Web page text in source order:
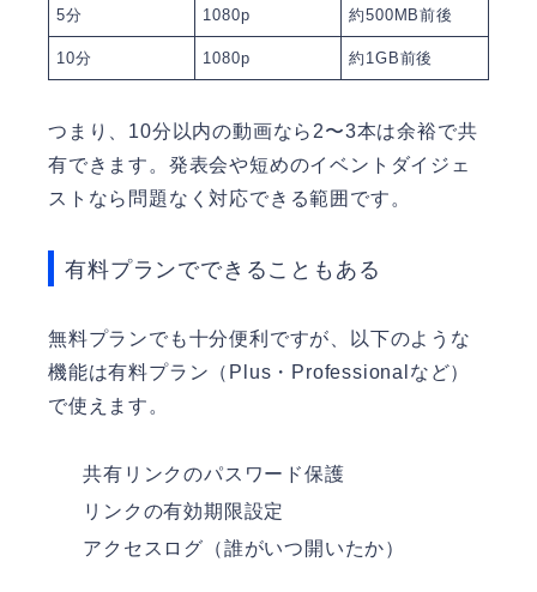
5分 1080p 約500MB前後
10分 1080p 約1GB前後
つまり、10分以内の動画なら2〜3本は余裕で共
有できます。発表会や短めのイベントダイジェ
ストなら問題なく対応できる範囲です。
有料プランでできることもある
無料プランでも十分便利ですが、以下のような
機能は有料プラン（Plus・Professionalなど）
で使えます。
共有リンクのパスワード保護
リンクの有効期限設定
アクセスログ（誰がいつ開いたか）